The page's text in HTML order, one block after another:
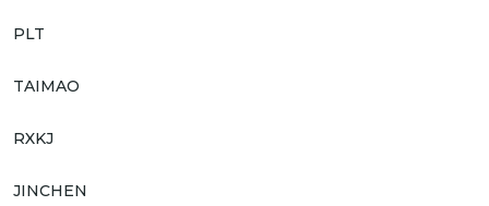
PLT
TAIMAO
RXKJ
JINCHEN